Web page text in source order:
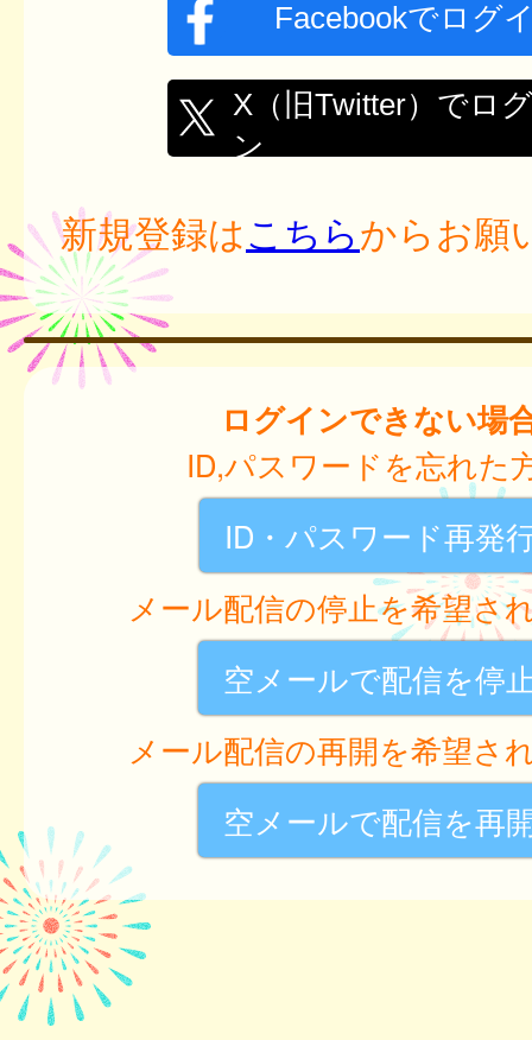
Facebookでログ
X（旧Twitter）でロ
ン
新規登録はこちらからお願
ログインできない場
ID,パスワードを忘れた
ID・パスワード再発
メール配信の停止を希望さ
空メールで配信を停
メール配信の再開を希望さ
空メールで配信を再